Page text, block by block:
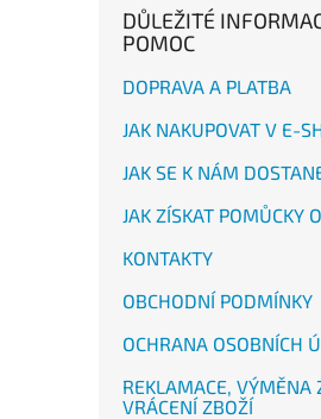
DŮLEŽITÉ
POMOC
DOPRAVA A PLATBA
JAK NAKUPOVAT V E-
JAK SE K NÁM
JAK ZÍSKAT POMŮCKY
KONTAKTY
OBCHODNÍ PODMÍNKY
OCHRANA OSOBNÍCH
REKLAMACE, VÝMĚNA
VRÁCENÍ ZBOŽÍ